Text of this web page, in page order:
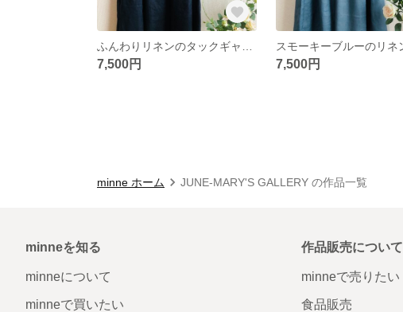
7,500円 7,500円
minne ホーム JUNE-MARY'S GALLERY の作品一覧
minneを知る
minneについて
minneで買いたい
作品販売について
minneで売りたい
食品販売